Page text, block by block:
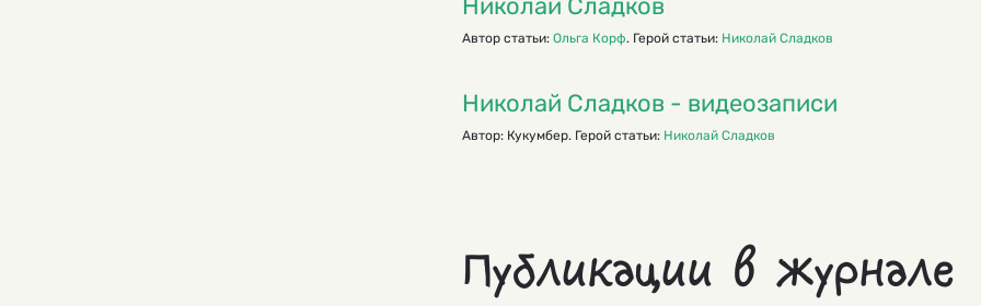
Николай Сладков
Автор статьи: Ольга Корф. Герой статьи: Николай Сладков
Николай Сладков - видеозаписи
Автор: Кукумбер. Герой статьи: Николай Сладков
Публикации в журнале